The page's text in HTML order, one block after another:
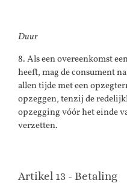
Duur
8. Als een overeenkomst
heeft, mag de consument
allen tijde met een
opzeggen, tenzij de
opzegging vóór het einde
verzetten.
Artikel 13 - Betaling